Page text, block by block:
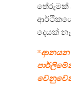
තේරුමක්
දෙයක්
*ආනයන